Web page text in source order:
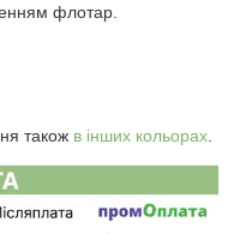
флотар.
також в інших кольорах